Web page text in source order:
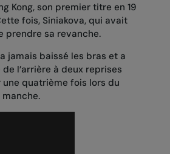
Kong, son premier titre en 19
fois, Siniakova, qui avait
prendre sa revanche.
jamais baissé les bras et a
l’arrière à deux reprises
quatrième fois lors du